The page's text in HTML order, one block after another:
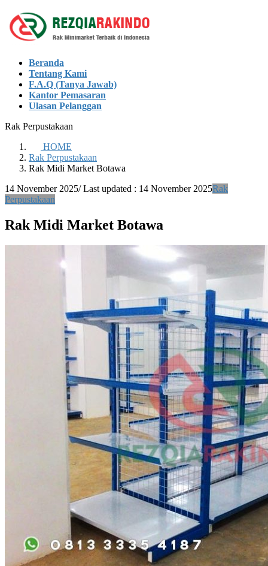
Skip
to
the
Skip
to
the
Beranda
Tentang Kami
F.A.Q (Tanya Jawab)
Kantor Pemasaran
Ulasan Pelanggan
Rak Perpustakaan
HOME
Rak Perpustakaan
Rak Midi Market Botawa
14 November 2025/ Last updated : 14 November 2025Rak
Perpustakaan
Rak Midi Market Botawa